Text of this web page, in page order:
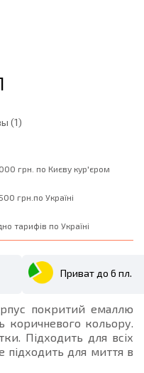
(1)
грн. по Києву кур'єром
грн.по Україні
тарифів по Україні
Приват до 6 пл.
покритий емаллю
коричневого кольору.
Підходить для всіх
підходить для миття в